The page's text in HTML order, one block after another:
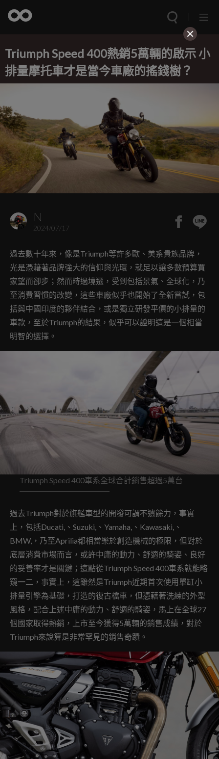
Triumph Speed 400熱銷5萬輛的啟示 小
排量摩托車才是當今車廠的搖錢樹？
N
2024/07/17
過去數十年來，像是Triumph等許多歐、美系貴族品牌，
光是憑藉著品牌強大的信仰與光環，就足以讓多數預算買
家望而卻步；然而時過境遷，受到包括景氣、全球化，乃
至消費習慣的改變，這些車廠似乎也開始了全新嘗試，包
括與中國印度的夥伴結合，或是獨立研發平價的小排量的
車款，至於Triumph的結果，似乎可以證明這是一個相當
明智的選擇。
Triumph Speed 400車系全球合計銷售超過5萬台
過去Triumph對於旗艦車型的開發可謂不遺餘力，事實
上，包括Ducati,、Suzuki,、Yamaha,、Kawasaki,、
BMW,，乃至Aprilia都相當樂於創造機械的極限，但對於
底層消費市場而言，或許中庸的動力、舒適的騎姿、良好
的妥善率才是關鍵；這點從Triumph Speed 400車系就能略
窺一二，事實上，這雖然是Triumph近期首次使用單缸小
排量引擎為基礎，打造的復古檔車，但憑藉著洗練的外型
風格，配合上述中庸的動力、舒適的騎姿，馬上在全球27
個國家取得熱銷，上市至今獲得5萬輛的銷售成績，對於
Triumph來說算是非常罕見的銷售奇蹟。